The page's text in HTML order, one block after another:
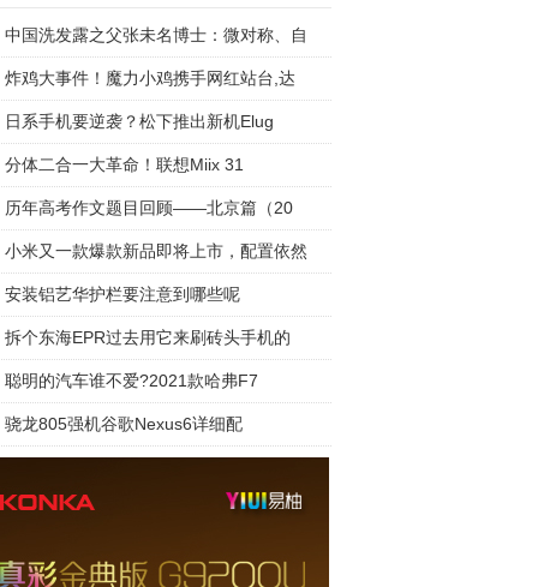
中国洗发露之父张未名博士：微对称、自
炸鸡大事件！魔力小鸡携手网红站台,达
日系手机要逆袭？松下推出新机Elug
分体二合一大革命！联想Miix 31
历年高考作文题目回顾——北京篇（20
小米又一款爆款新品即将上市，配置依然
安装铝艺华护栏要注意到哪些呢
拆个东海EPR过去用它来刷砖头手机的
聪明的汽车谁不爱?2021款哈弗F7
骁龙805强机谷歌Nexus6详细配